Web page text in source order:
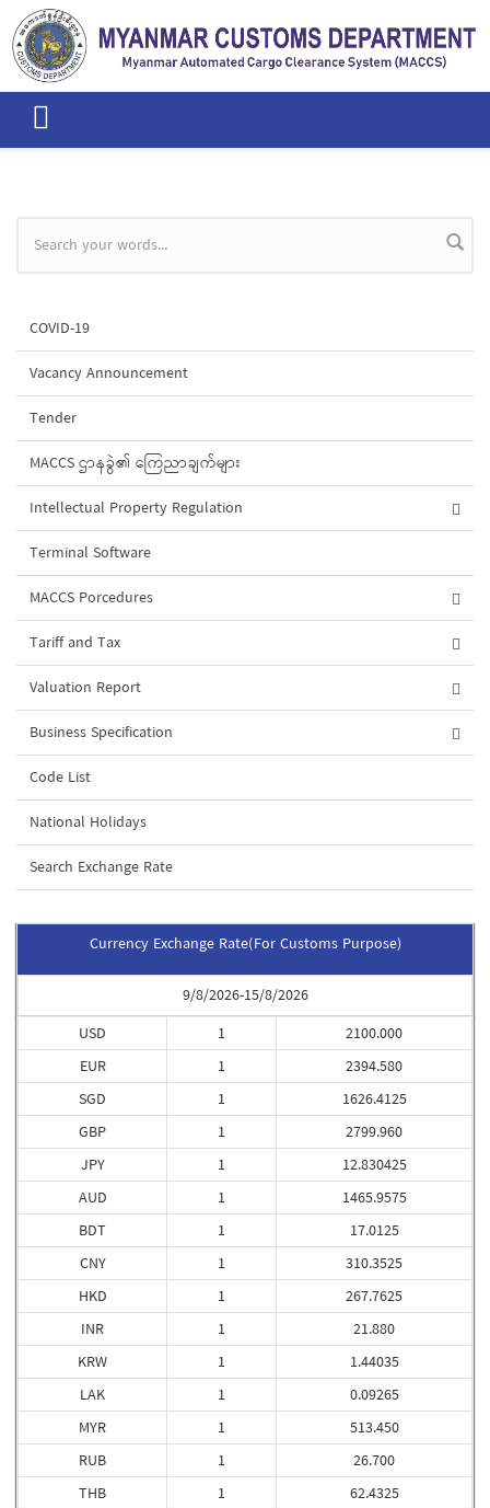
Skip to main content
Search form
COVID-19
Vacancy Announcement
Tender
MACCS ဌာနခွဲ၏ ကြေညာချက်များ
Intellectual Property Regulation
Terminal Software
MACCS Porcedures
Tariff and Tax
Valuation Report
Business Specification
Code List
National Holidays
Search Exchange Rate
Currency Exchange Rate(For Customs Purpose)
9/8/2026-15/8/2026
USD
EUR
SGD
GBP
JPY
AUD
BDT
CNY
HKD
INR
KRW
LAK
MYR
RUB
THB
1
1
1
1
1
1
1
1
1
1
1
1
1
1
1
2100.000
2394.580
1626.4125
2799.960
12.830425
1465.9575
17.0125
310.3525
267.7625
21.880
1.44035
0.09265
513.450
26.700
62.4325